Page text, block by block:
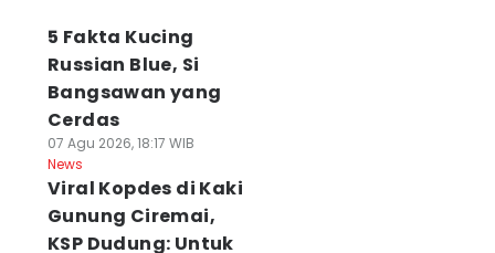
5 Fakta Kucing
Russian Blue, Si
Bangsawan yang
Cerdas
07 Agu 2026, 18:17 WIB
News
Viral Kopdes di Kaki
Gunung Ciremai,
KSP Dudung: Untuk